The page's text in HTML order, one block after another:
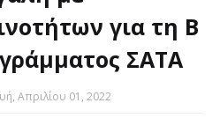
για τη Β
ΣΑΤΑ
Απριλίου 01, 2022